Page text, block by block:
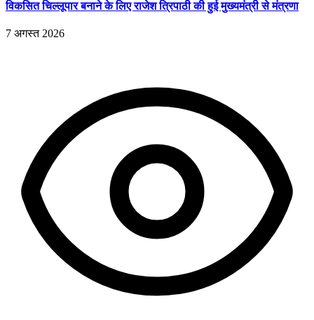
विकसित चिल्लूपार बनाने के लिए राजेश त्रिपाठी की हुई मुख्यमंत्री से मंत्रणा
7 अगस्त 2026